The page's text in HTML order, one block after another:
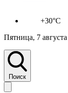
+30°C
Пятница, 7 августа
Поиск